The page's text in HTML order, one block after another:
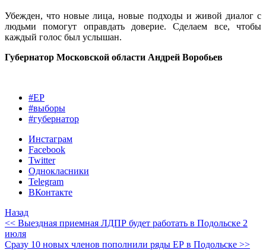
Убежден, что новые лица, новые подходы и живой диалог с
людьми помогут оправдать доверие. Сделаем все, чтобы
каждый голос был услышан.
Губернатор Московской области Андрей Воробьев
#ЕР
#выборы
#губернатор
Инстаграм
Facebook
Twitter
Однокласники
Telegram
ВКонтакте
Назад
<< Выездная приемная ЛДПР будет работать в Подольске 2
июля
Сразу 10 новых членов пополнили ряды ЕР в Подольске >>